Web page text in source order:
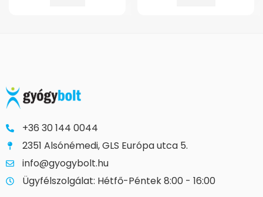
+36 30 144 0044
2351 Alsónémedi, GLS Európa utca 5.
info@gyogybolt.hu
Ügyfélszolgálat: Hétfő-Péntek 8:00 - 16:00